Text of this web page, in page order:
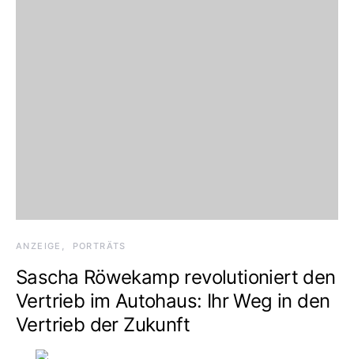
ANZEIGE PORTRÄTS
Sascha Röwekamp revolutioniert den
Vertrieb im Autohaus: Ihr Weg in den
Vertrieb der Zukunft